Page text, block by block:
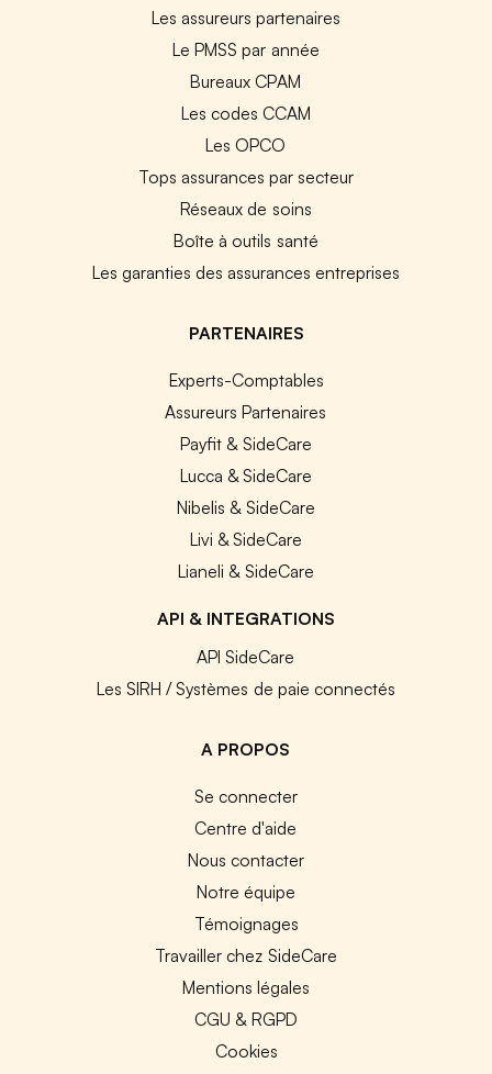
Les assureurs partenaires
Le PMSS par année
Bureaux CPAM
Les codes CCAM
Les OPCO
Tops assurances par secteur
Réseaux de soins
Boîte à outils santé
Les garanties des assurances entreprises
PARTENAIRES
Experts-Comptables
Assureurs Partenaires
Payfit & SideCare
Lucca & SideCare
Nibelis & SideCare
Livi & SideCare
Lianeli & SideCare
API & INTEGRATIONS
API SideCare
Les SIRH / Systèmes de paie connectés
A PROPOS
Se connecter
Centre d'aide
Nous contacter
Notre équipe
Témoignages
Travailler chez SideCare
Mentions légales
CGU & RGPD
Cookies